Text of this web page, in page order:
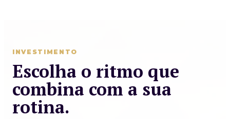
INVESTIMENTO
Escolha o ritmo que
combina com a sua
rotina.